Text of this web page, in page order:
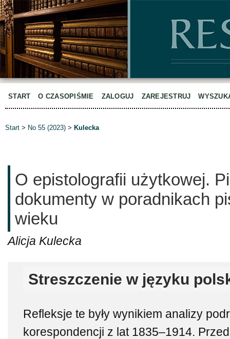
START O CZASOPIŚMIE ZALOGUJ ZAREJESTRUJ
Start > No 55 (2023) > Kulecka
O epistolografii użytkowej.
dokumenty w poradnikach
wieku
Alicja Kulecka
Streszczenie w języku
Refleksje te były wynikiem analizy
korespondencji z lat 1835–1914.